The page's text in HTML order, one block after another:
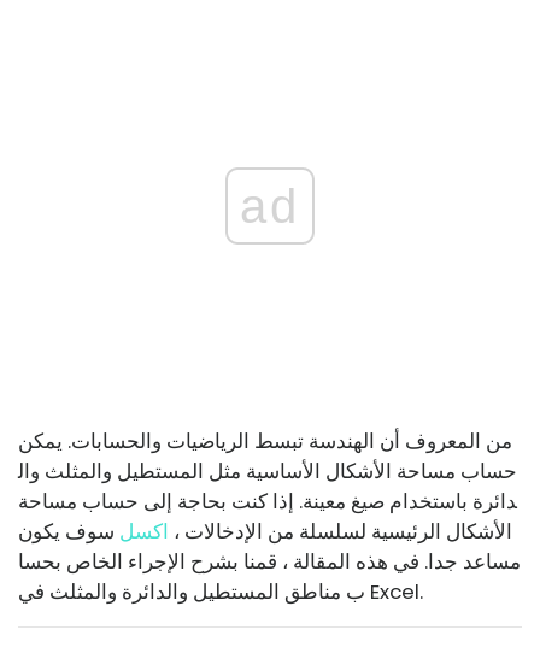
ad
من المعروف أن الهندسة تبسط الرياضيات والحسابات. يمكن
حساب مساحة الأشكال الأساسية مثل المستطيل والمثلث وال
دائرة باستخدام صيغ معينة. إذا كنت بحاجة إلى حساب مساحة
الأشكال الرئيسية لسلسلة من الإدخالات ، اكسل سوف يكون
مساعد جدا. في هذه المقالة ، قمنا بشرح الإجراء الخاص بحسا
ب مناطق المستطيل والدائرة والمثلث في Excel.